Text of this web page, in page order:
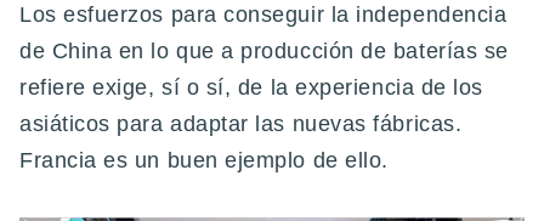
Los esfuerzos para conseguir la independencia
de China en lo que a producción de baterías se
refiere exige, sí o sí, de la experiencia de los
asiáticos para adaptar las nuevas fábricas.
Francia es un buen ejemplo de ello.